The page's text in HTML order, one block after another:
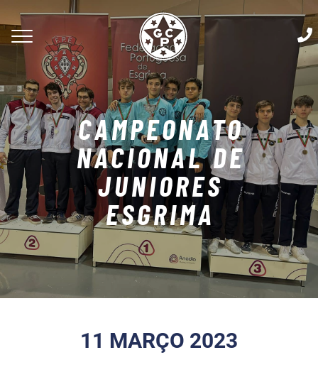
CAMPEONATO
NACIONAL DE
JUNIORES
ESGRIMA
11 MARÇO 2023